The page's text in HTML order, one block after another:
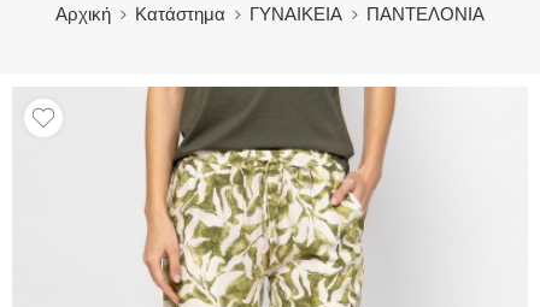
Αρχική Κατάστημα ΓΥΝΑΙΚΕΙΑ ΠΑΝΤΕΛΟΝΙΑ